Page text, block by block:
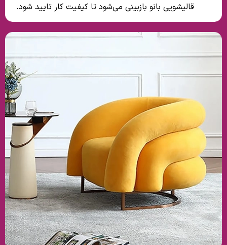
قالیشویی بانو بازبینی می‌شود تا کیفیت کار تایید شود.